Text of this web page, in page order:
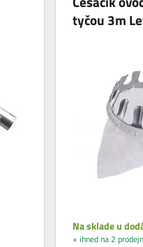
tyčou 3m
Na sklade u
+ ihned na 2